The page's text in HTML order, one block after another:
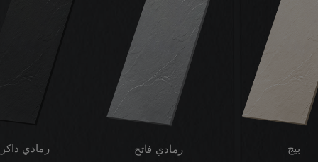
بيج رمادي فاتح رمادي